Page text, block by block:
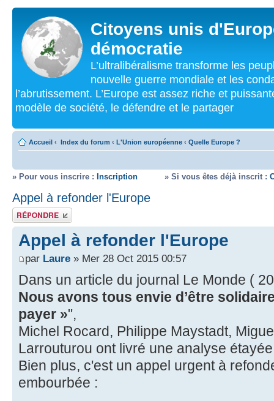
Citoyens unis
démocratie
L’ultralibéralisme transforme les
nouvelle guerre mondiale et les
l’abrutissement. L’Europe est assez riche et
modèle de société, le défendre et le partager
Accueil ‹ Index du forum ‹ L'Union européenne ‹ Quelle Europe ?
» Pour vous inscrire : Inscription » Si vous êtes déjà inscrit :
Appel à refonder l'Europe
Répondre
Appel à refonder l'Europe
par Laure » Mer 28 Oct 2015 00:57
Dans un article du journal Le Monde (
Nous avons tous envie d’être
payer »",
Michel Rocard, Philippe Maystadt,
Larrouturou ont livré une analyse
Bien plus, c'est un appel urgent à
embourbée :